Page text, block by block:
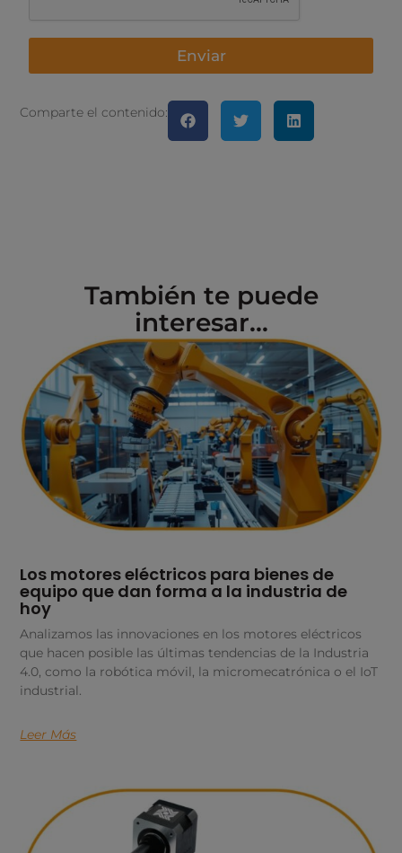
Enviar
Comparte el contenido:
También te puede
interesar...
Los motores eléctricos para bienes de
equipo que dan forma a la industria de
hoy
Analizamos las innovaciones en los motores eléctricos
que hacen posible las últimas tendencias de la Industria
4.0, como la robótica móvil, la micromecatrónica o el IoT
industrial.
Leer Más